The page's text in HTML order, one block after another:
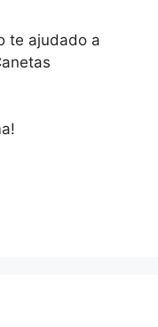
te ajudado a